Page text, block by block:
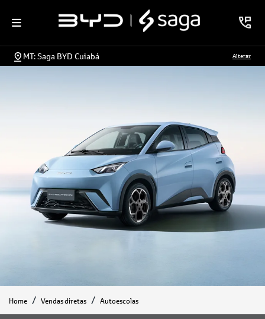
MT: Saga BYD Cuiabá Alterar
Home Vendas diretas Autoescolas